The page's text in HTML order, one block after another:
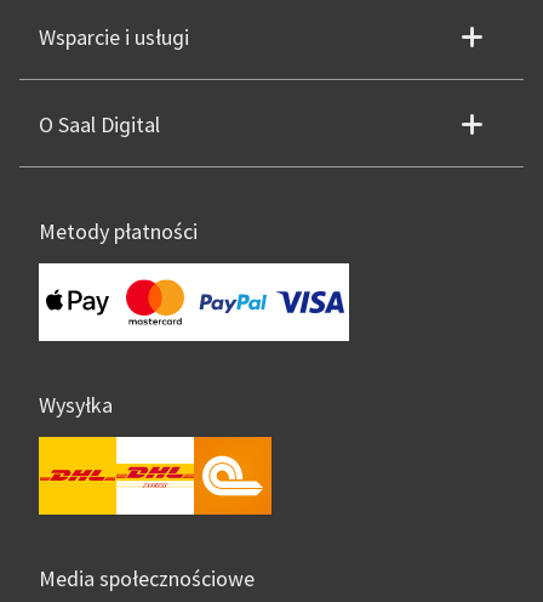
Wsparcie i usługi
O Saal Digital
Metody płatności
Wysyłka
Media społecznościowe